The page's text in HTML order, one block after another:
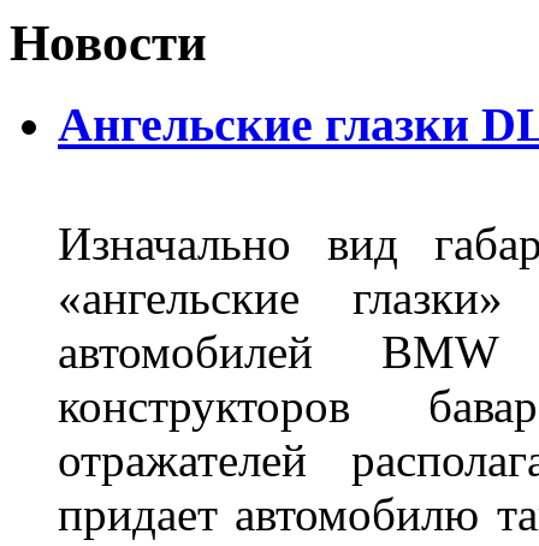
Новости
Ангельские глазки
Изначально вид
«ангельские
автомобилей
конструкторов
отражателей
придает автомобилю